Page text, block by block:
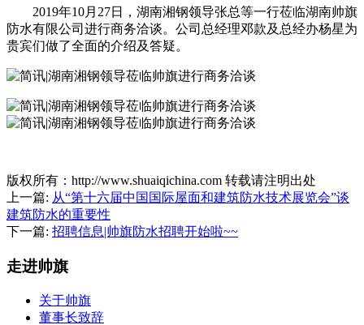
2019年10月27日，湖南湘钢领导张总等一行莅临湖南帅旗
防水有限公司进行商务洽谈。公司总经理邓款及总经办杨星为
贵宾们做了全面的介绍及答疑。
版权所有：http://www.shuaiqichina.com 转载请注明出处
上一篇: 从“第十六届中国国际屋面和建筑防水技术展览会”谈
建筑防水的重要性
下一篇: 招聘信息|帅旗防水招聘开始啦~~
走进帅旗
关于帅旗
董事长致辞